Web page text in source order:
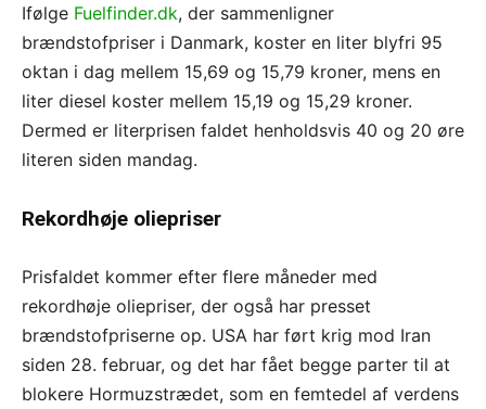
Ifølge Fuelfinder.dk, der sammenligner
brændstofpriser i Danmark, koster en liter blyfri 95
oktan i dag mellem 15,69 og 15,79 kroner, mens en
liter diesel koster mellem 15,19 og 15,29 kroner.
Dermed er literprisen faldet henholdsvis 40 og 20 øre
literen siden mandag.
Rekordhøje oliepriser
Prisfaldet kommer efter flere måneder med
rekordhøje oliepriser, der også har presset
brændstofpriserne op. USA har ført krig mod Iran
siden 28. februar, og det har fået begge parter til at
blokere Hormuzstrædet, som en femtedel af verdens